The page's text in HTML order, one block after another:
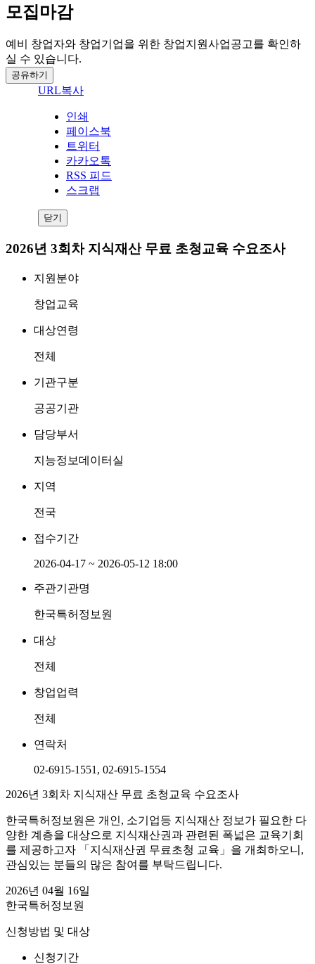
모집마감
예비 창업자와 창업기업을 위한 창업지원사업공고를 확인하
실 수 있습니다.
공유하기
URL복사
인쇄
페이스북
트위터
카카오톡
RSS 피드
스크랩
닫기
2026년 3회차 지식재산 무료 초청교육 수요조사
지원분야
창업교육
대상연령
전체
기관구분
공공기관
담당부서
지능정보데이터실
지역
전국
접수기간
2026-04-17 ~ 2026-05-12 18:00
주관기관명
한국특허정보원
대상
전체
창업업력
전체
연락처
02-6915-1551, 02-6915-1554
2026년 3회차 지식재산 무료 초청교육 수요조사
한국특허정보원은 개인, 소기업등 지식재산 정보가 필요한 다
양한 계층을 대상으로 지식재산권과 관련된 폭넓은 교육기회
를 제공하고자 「지식재산권 무료초청 교육」을 개최하오니,
관심있는 분들의 많은 참여를 부탁드립니다.
2026년 04월 16일
한국특허정보원
신청방법 및 대상
신청기간